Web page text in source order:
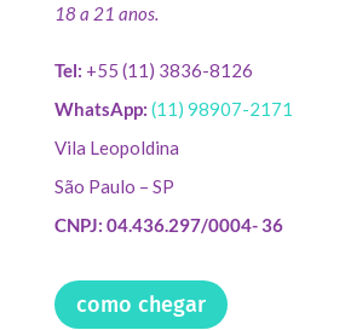
18 a 21 anos.
Tel: +55 (11) 3836-8126
WhatsApp: (11) 98907-2171
Vila Leopoldina
São Paulo – SP
CNPJ: 04.436.297/0004- 36
como chegar